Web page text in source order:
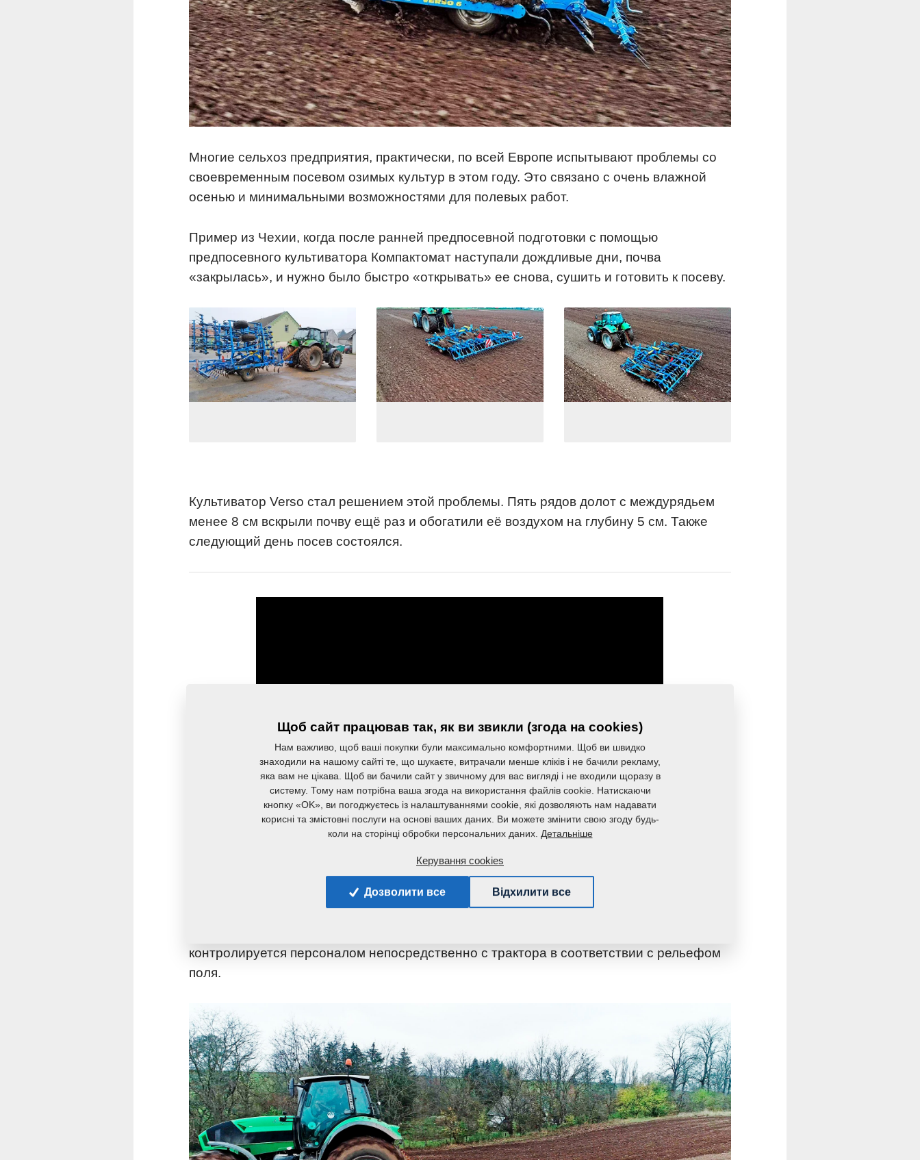
Многие сельхоз предприятия, практически, по всей Европе испытывают проблемы со
своевременным посевом озимых культур в этом году. Это связано с очень влажной
осенью и минимальными возможностями для полевых работ.
Пример из Чехии, когда после ранней предпосевной подготовки с помощью
предпосевного культиватора Компактомат наступали дождливые дни, почва
«закрылась», и нужно было быстро «открывать» ее снова, сушить и готовить к посеву.
Культиватор Verso стал решением этой проблемы. Пять рядов долот с междурядьем
менее 8 см вскрыли почву ещё раз и обогатили её воздухом на глубину 5 см. Также
следующий день посев состоялся.
Verso не оснащён катками и поэтому очень устойчива к засорению во влажных
условиях. Передние и задние лопатковые волокуши Flexi-board хорошо выровняли
контролируется персоналом непосредственно с трактора в соответствии с рельефом
поля.
Щоб сайт працював так, як ви звикли (згода на cookies)
Нам важливо, щоб ваші покупки були максимально комфортними. Щоб ви швидко
знаходили на нашому сайті те, що шукаєте, витрачали менше кліків і не бачили рекламу,
яка вам не цікава. Щоб ви бачили сайт у звичному для вас вигляді і не входили щоразу в
систему. Тому нам потрібна ваша згода на використання файлів cookie. Натискаючи
кнопку «OK», ви погоджуєтесь із налаштуваннями cookie, які дозволяють нам надавати
корисні та змістовні послуги на основі ваших даних. Ви можете змінити свою згоду будь-
коли на сторінці обробки персональних даних. Детальніше
Керування cookies
Дозволити все Відхилити все